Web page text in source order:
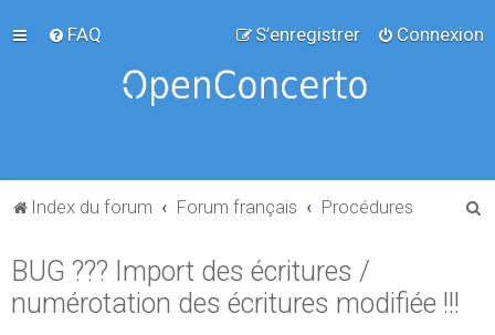
FAQ Connexion
S’enregistrer
Index du forum Forum français Procédures
BUG ??? Import des écritures /
numérotation des écritures modifiée !!!